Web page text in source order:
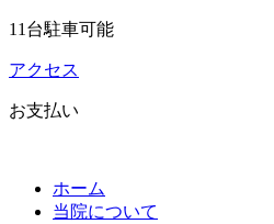
11台駐車可能
アクセス
お支払い
ホーム
当院について